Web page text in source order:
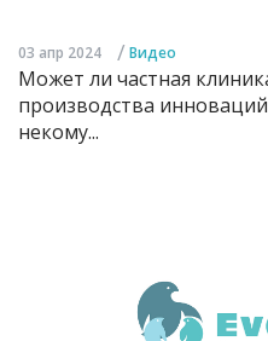
03 апр 2024 / Видео
Может ли частная
производства
некому...